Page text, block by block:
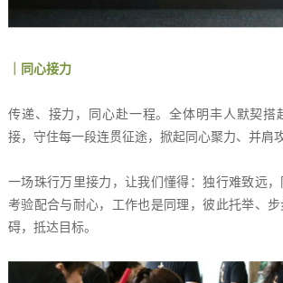
｜同心接力
传递、接力，同心赴一程。全体明丰人默契搭
接，守住每一段连贯征途，掀起同心聚力、并肩
一场珠行万里接力，让我们懂得：独行难致远
考验配合与耐心，工作也是同理，彼此托举、
碍，抵达目标。